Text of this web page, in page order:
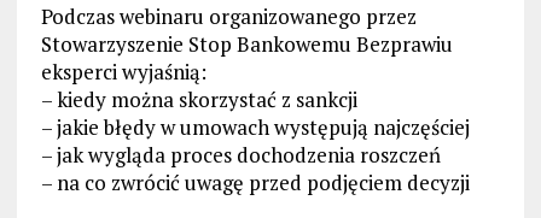
Podczas webinaru organizowanego przez
Stowarzyszenie Stop Bankowemu Bezprawiu
eksperci wyjaśnią:
– kiedy można skorzystać z sankcji
– jakie błędy w umowach występują najczęściej
– jak wygląda proces dochodzenia roszczeń
– na co zwrócić uwagę przed podjęciem decyzji